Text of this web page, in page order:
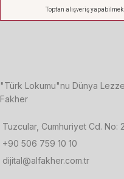
Toptan alışveriş
"Türk Lokumu"nu Dünya
Fakher
Tuzcular, Cumhuriyet Cd. No:
+90 506 759 10 10
dijital@alfakher.com.tr